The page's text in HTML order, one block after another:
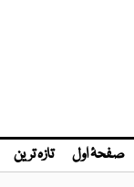
صفحۂ اول تازہ ترین